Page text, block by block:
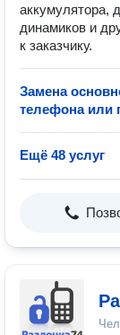
аккумулятора,
динамиков и
к заказчику.
Замена
телефона или
Ещё 48 услуг